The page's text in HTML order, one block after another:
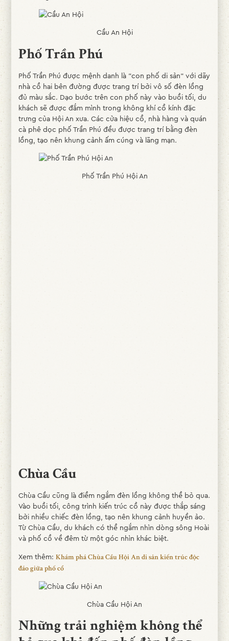
Cầu An Hội
Phố Trần Phú
Phố Trần Phú được mệnh danh là "con phố di sản" với dãy
nhà cổ hai bên đường được trang trí bởi vô số đèn lồng
đủ màu sắc. Dạo bước trên con phố này vào buổi tối, du
khách sẽ được đắm mình trong không khí cổ kính đặc
trưng của Hội An xưa. Các cửa hiệu cổ, nhà hàng và quán
cà phê dọc phố Trần Phú đều được trang trí bằng đèn
lồng, tạo nên khung cảnh ấm cúng và lãng mạn.
Phố Trần Phú Hội An
Chùa Cầu
Chùa Cầu cũng là điểm ngắm đèn lồng không thể bỏ qua.
Vào buổi tối, công trình kiến trúc cổ này được thắp sáng
bởi nhiều chiếc đèn lồng, tạo nên khung cảnh huyền ảo.
Từ Chùa Cầu, du khách có thể ngắm nhìn dòng sông Hoài
và phố cổ về đêm từ một góc nhìn khác biệt.
Xem thêm: Khám phá Chùa Cầu Hội An di sản kiến trúc độc
đáo giữa phố cổ
Chùa Cầu Hội An
Những trải nghiệm không thể